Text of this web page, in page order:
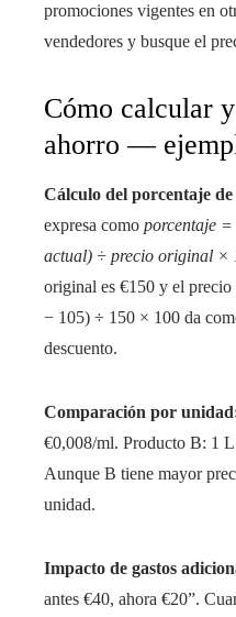
promociones vigentes en
vendedores y busque el
Cómo calcular
ahorro —
Cálculo del porcentaje de
expresa como porcentaje
actual) ÷ precio original ×
original es €150 y el precio
− 105) ÷ 150 × 100 da
descuento.
Comparación por
€0,008/ml. Producto B: 1
Aunque B tiene mayor
unidad.
Impacto de gastos
antes €40, ahora €20”.